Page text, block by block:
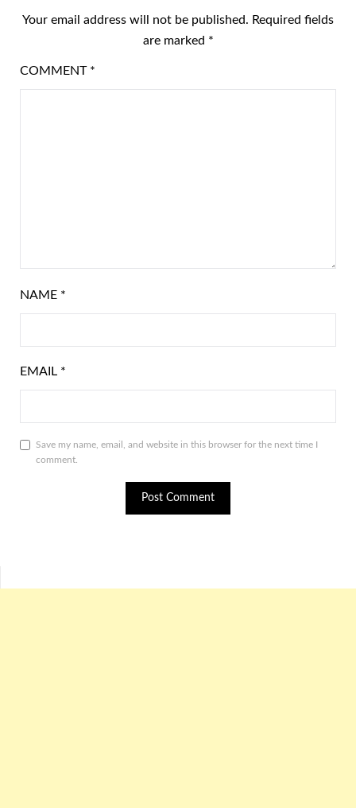
Your email address will not be published. Required fields
are marked *
COMMENT *
NAME *
EMAIL *
Save my name, email, and website in this browser for the next time I
comment.